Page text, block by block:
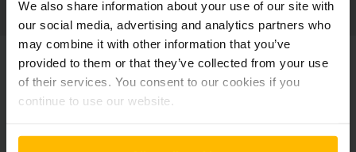
We also share information about your use of our site with
our social media, advertising and analytics partners who
may combine it with other information that you’ve
provided to them or that they’ve collected from your use
of their services. You consent to our cookies if you
continue to use our website.Λήψεις